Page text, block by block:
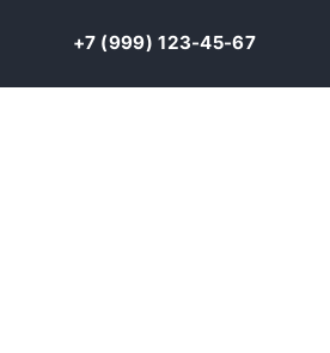
+7 (999) 123-45-67